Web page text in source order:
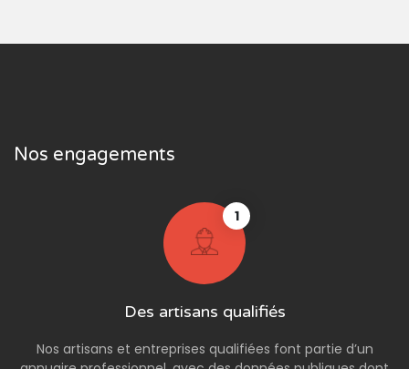
Nos engagements
1
Des artisans qualifiés
Nos artisans et entreprises qualifiées font partie d’un